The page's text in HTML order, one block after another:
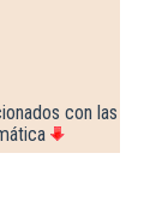
con las